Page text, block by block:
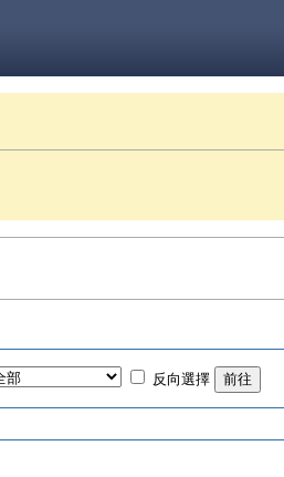
反向選擇